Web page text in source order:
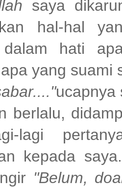
saya
hal-hal
hati
yang suami
ucapnya
berlalu,
lagi
kepada
"Belum,